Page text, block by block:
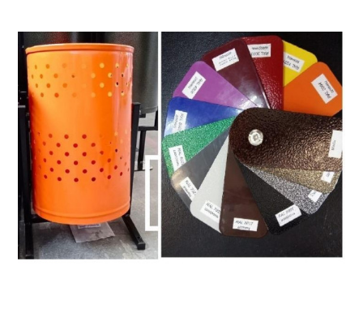
Мебель
Бытовая техника
Обувь для дома и дачи
Акции